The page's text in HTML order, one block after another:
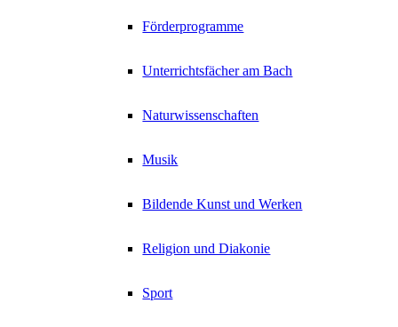
Förderprogramme
Unterrichtsfächer am Bach
Naturwissenschaften
Musik
Bildende Kunst und Werken
Religion und Diakonie
Sport